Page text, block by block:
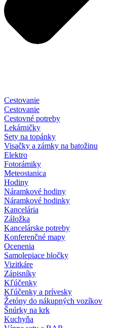
Cestovanie
Cestovanie
Cestovné potreby
Lekárničky
Sety na topánky
Visačky a zámky na batožinu
Elektro
Fotorámiky
Meteostanica
Hodiny
Náramkové hodiny
Náramkové hodinky
Kancelária
Záložka
Kancelárske potreby
Konferenčné mapy
Ocenenia
Samolepiace bločky
Vizitkáre
Zápisníky
Kľúčenky
Kľúčenky a prívesky
Žetóny do nákupných vozíkov
Šnúrky na krk
Kuchyňa